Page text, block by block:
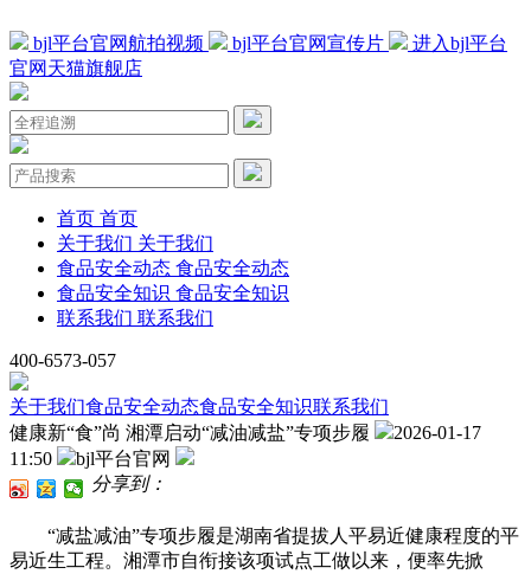
bjl平台官网航拍视频 bjl平台官网宣传片
进入bjl平台
官网天猫旗舰店
首页 首页
关于我们 关于我们
食品安全动态 食品安全动态
食品安全知识 食品安全知识
联系我们 联系我们
400-6573-057
关于我们食品安全动态食品安全知识联系我们
健康新“食”尚 湘潭启动“减油减盐”专项步履
2026-01-17
11:50
bjl平台官网
分享到：
“减盐减油”专项步履是湖南省提拔人平易近健康程度的平
易近生工程。湘潭市自衔接该项试点工做以来，便率先掀